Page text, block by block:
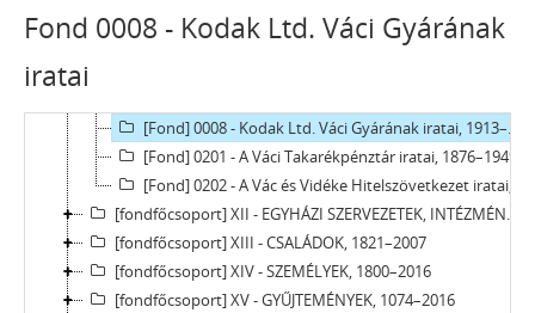
Fond 0008 - Kodak Ltd. Váci Gyárának
iratai
[Fond] 0004 - A Pestvidéki Nyomda, Vác iratai, 1945–1950
[Fond] 0005 - A Salzmann és Társa Rt. iratai, 1933 - 1950
[Fond] 0008 - Kodak Ltd. Váci Gyárának iratai, 1913–1947
[Fond] 0201 - A Váci Takarékpénztár iratai, 1876–1949
[Fond] 0202 - A Vác és Vidéke Hitelszövetkezet iratai, 1942–1951
[fondfőcsoport] XII - EGYHÁZI SZERVEZETEK, INTÉZMÉNYEK, 1764 –1950
[fondfőcsoport] XIII - CSALÁDOK, 1821–2007
[fondfőcsoport] XIV - SZEMÉLYEK, 1800–2016
[fondfőcsoport] XV - GYŰJTEMÉNYEK, 1074–2016